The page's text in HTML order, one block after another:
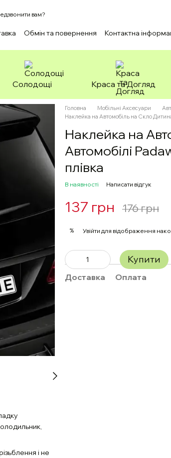
вам?
Обмін та повернення Контактна
Солодощі Краса та Догляд
і не
Головна Мобільні Аксесуари
Наклейка на Автомобіль на Скло
Наклейка на
Автомобілі
плівка
В наявності Написати відгук
137 грн 176 грн
% Увійти для відображення
Купити
Доставка Оплата